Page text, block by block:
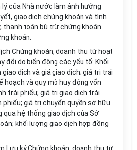
lý của Nhà nước làm ảnh hưởng
ết, giao dịch chứng khoán và tình
thanh toán bù trừ chứng khoán
khoán
Chứng khoán, doanh thu từ hoạt
đổi do biến động các yếu tố: Khối
giao dịch và giá giao dịch; giá trị trái
hoạch và quy mô huy động vốn
trái phiếu; giá trị giao dịch trái
phiếu; giá trị chuyển quyền sở hữu
qua hệ thống giao dịch của Sở
khối lượng giao dịch hợp đồng
Lưu ký Chứng khoán, doanh thu từ